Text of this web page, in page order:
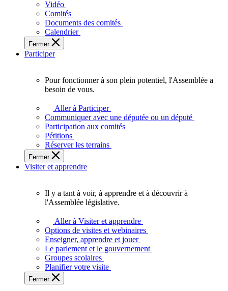
touchent
des
Ontariennes
et
Vidéo
Comités
Documents des comités
Calendrier
Fermer
Participer
plein
potentiel,
l'Assemblée
a
besoin
de
Pour fonctionner à son plein potentiel, l'Assemblée a
besoin de vous.
Aller à Participer
Communiquer avec une députée ou un député
Participation aux comités
Pétitions
Réserver les terrains
Fermer
Visiter et apprendre
voir,
apprendre
et
à
Il y a tant à voir, à apprendre et à découvrir à
l'Assemblée législative.
Aller à Visiter et apprendre
Options de visites et webinaires
Enseigner, apprendre et jouer
Le parlement et le gouvernement
Groupes scolaires
Planifier votre visite
Fermer